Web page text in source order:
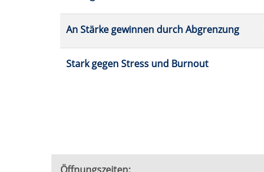
können
sortiert
werden.
An Stärke gewinnen durch Abgrenzung
Stark gegen Stress und Burnout